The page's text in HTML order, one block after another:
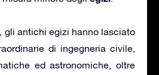
gli antichi egizi hanno lasciato
di ingegneria civile,
ed astronomiche, oltre